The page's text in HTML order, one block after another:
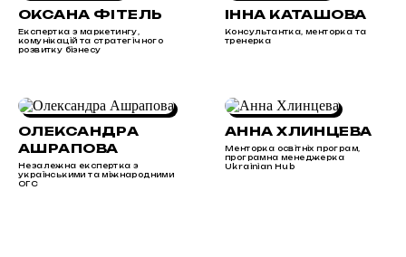
ОКСАНА ФІТЕЛЬ
Експертка з маркетингу,
комунікацій та стратегічного
розвитку бізнесу
ІННА КАТАШОВА
Консультантка, менторка та
тренерка
ОЛЕКСАНДРА
АШРАПОВА
Незалежна експертка з
українськими та міжнародними
ОГС
АННА ХЛИНЦЕВА
Менторка освітніх програм,
програмна менеджерка
Ukrainian Hub